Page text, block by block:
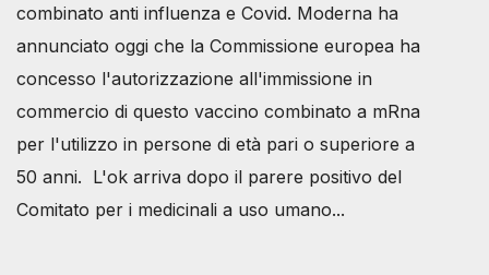
combinato anti influenza e Covid. Moderna ha
annunciato oggi che la Commissione europea ha
concesso l'autorizzazione all'immissione in
commercio di questo vaccino combinato a mRna
per l'utilizzo in persone di età pari o superiore a
50 anni. L'ok arriva dopo il parere positivo del
Comitato per i medicinali a uso umano...